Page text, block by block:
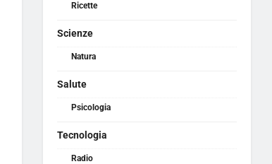
Ricette
Scienze
Natura
Salute
Psicologia
Tecnologia
Radio